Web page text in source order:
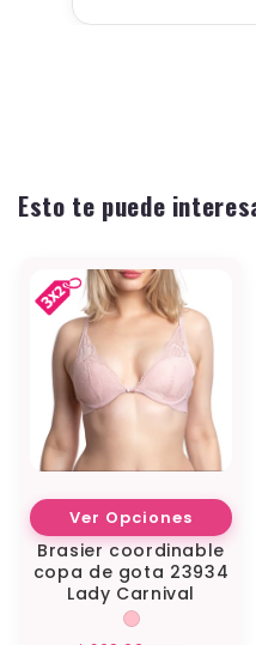
Esto te puede
Brasier coordinable
copa de gota 23934
Lady Carnival
Ver Opciones